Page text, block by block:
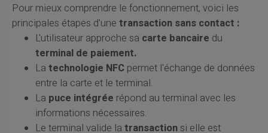
Pour mieux comprendre le fonctionnement, voici les
principales étapes d'une transaction sans contact :
L'utilisateur approche sa carte bancaire du
terminal de paiement.
La technologie NFC permet l'échange de données
entre la carte et le terminal.
La puce intégrée répond au terminal avec les
informations nécessaires.
Le terminal valide la transaction si elle est